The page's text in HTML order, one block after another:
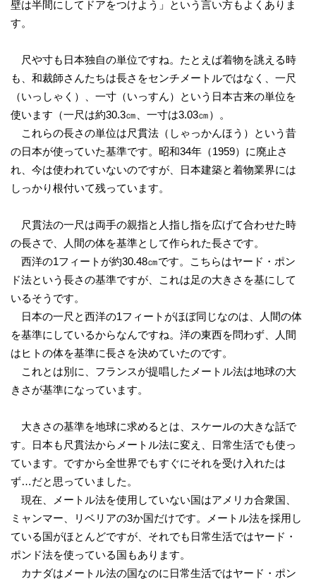
壁は半間にしてドアをつけよう」という言い方もよくありま
す。
尺や寸も日本独自の単位ですね。たとえば着物を誂える時
も、和裁師さんたちは長さをセンチメートルではなく、一尺
（いっしゃく）、一寸（いっすん）という日本古来の単位を
使います（一尺は約30.3㎝、一寸は3.03㎝）。
これらの長さの単位は尺貫法（しゃっかんほう）という昔
の日本が使っていた基準です。昭和34年（1959）に廃止さ
れ、今は使われていないのですが、日本建築と着物業界には
しっかり根付いて残っています。
尺貫法の一尺は両手の親指と人指し指を広げて合わせた時
の長さで、人間の体を基準として作られた長さです。
西洋の1フィートが約30.48㎝です。こちらはヤード・ポン
ド法という長さの基準ですが、これは足の大きさを基にして
いるそうです。
日本の一尺と西洋の1フィートがほぼ同じなのは、人間の体
を基準にしているからなんですね。洋の東西を問わず、人間
はヒトの体を基準に長さを決めていたのです。
これとは別に、フランスが提唱したメートル法は地球の大
きさが基準になっています。
大きさの基準を地球に求めるとは、スケールの大きな話で
す。日本も尺貫法からメートル法に変え、日常生活でも使っ
ています。ですから全世界でもすぐにそれを受け入れたは
ず…だと思っていました。
現在、メートル法を使用していない国はアメリカ合衆国、
ミャンマー、リベリアの3か国だけです。メートル法を採用し
ている国がほとんどですが、それでも日常生活ではヤード・
ポンド法を使っている国もあります。
カナダはメートル法の国なのに日常生活ではヤード・ポン